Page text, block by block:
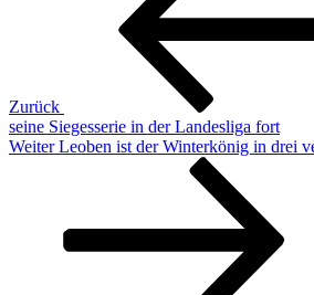
Zurück
seine Siegesserie in der Landesliga fort
Nächster
Weiter Leoben ist der Winterkönig in drei